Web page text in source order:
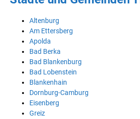
Altenburg
Am Ettersberg
Apolda
Bad Berka
Bad Blankenburg
Bad Lobenstein
Blankenhain
Dornburg-Camburg
Eisenberg
Greiz